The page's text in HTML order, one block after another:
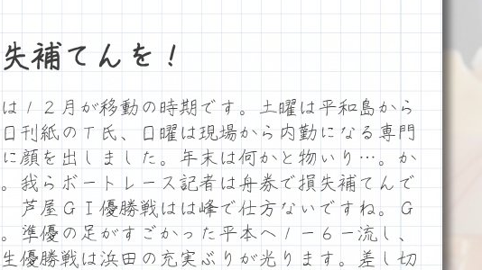
補てんを！
１２月が移動の時期です。土曜は平和島から
刊紙のＴ氏、日曜は現場から内勤になる専門
顔を出しました。年末は何かと物いり…。か
我らボートレース記者は舟券で損失補てんで
芦屋ＧⅠ優勝戦はは峰で仕方ないですね。Ｇ
準優の足がすごかった平本へ１ー６ー流し、
優勝戦は浜田の充実ぶりが光ります。差し切